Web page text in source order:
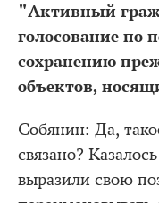
"Активный
голосование по
сохранению
объектов,
Собянин: Да,
связано?
выразили свою